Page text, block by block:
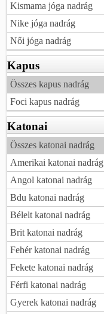
Kismama jóga nadrág
Nike jóga nadrág
Női jóga nadrág
Kapus
Összes kapus nadrág
Foci kapus nadrág
Katonai
Összes katonai nadrág
Amerikai katonai nadrág
Angol katonai nadrág
Bdu katonai nadrág
Bélelt katonai nadrág
Brit katonai nadrág
Fehér katonai nadrág
Fekete katonai nadrág
Férfi katonai nadrág
Gyerek katonai nadrág